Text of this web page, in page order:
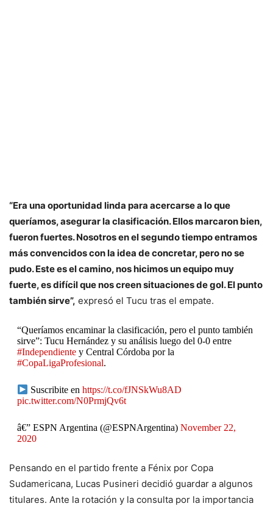
“Era una oportunidad linda para acercarse a lo que
queríamos, asegurar la clasificación. Ellos marcaron bien,
fueron fuertes. Nosotros en el segundo tiempo entramos
más convencidos con la idea de concretar, pero no se
pudo. Este es el camino, nos hicimos un equipo muy
fuerte, es difícil que nos creen situaciones de gol. El punto
también sirve”, expresó el Tucu tras el empate.
“Queríamos encaminar la clasificación, pero el punto también
sirve”: Tucu Hernández y su análisis luego del 0-0 entre
#Independientey Central Córdoba por la
#CopaLigaProfesional.
Suscribite en https://t.co/fJNSkWu8AD
pic.twitter.com/N0PrmjQv6t
â€” ESPN Argentina (@ESPNArgentina) November 22,
2020
Pensando en el partido frente a Fénix por Copa
Sudamericana, Lucas Pusineri decidió guardar a algunos
titulares. Ante la rotación y la consulta por la importancia